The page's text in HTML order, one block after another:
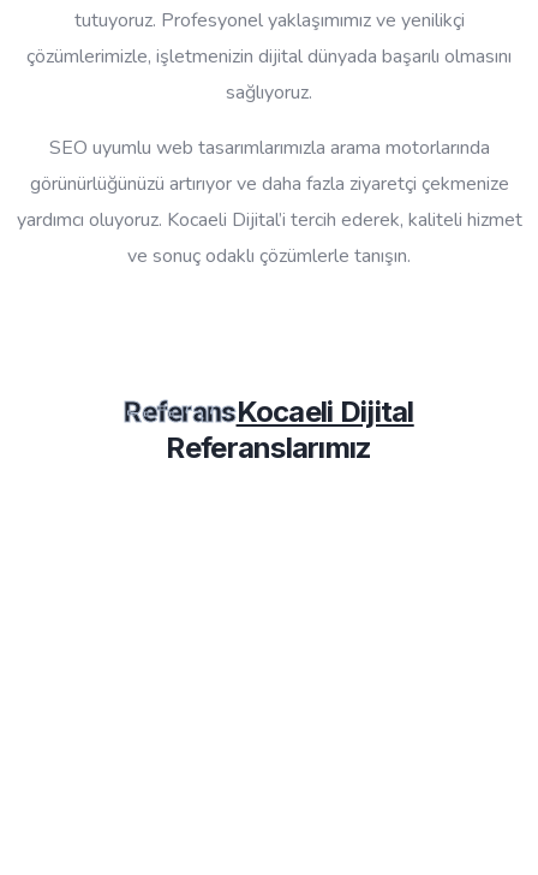
tutuyoruz. Profesyonel yaklaşımımız ve yenilikçi
çözümlerimizle, işletmenizin dijital dünyada başarılı olmasını
sağlıyoruz.
SEO uyumlu web tasarımlarımızla arama motorlarında
görünürlüğünüzü artırıyor ve daha fazla ziyaretçi çekmenize
yardımcı oluyoruz. Kocaeli Dijital’i tercih ederek, kaliteli hizmet
ve sonuç odaklı çözümlerle tanışın.
ReferansKocaeli Dijital
Referanslarımız